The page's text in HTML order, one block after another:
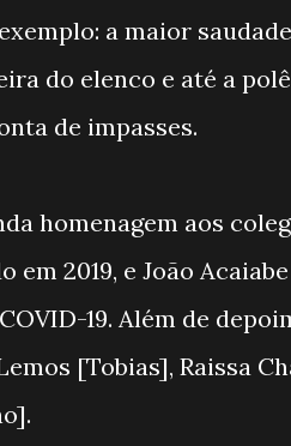
a maior
do elenco e até a
de impasses.
homenagem aos
em 2019, e João
19. Além de
[Tobias], Raissa